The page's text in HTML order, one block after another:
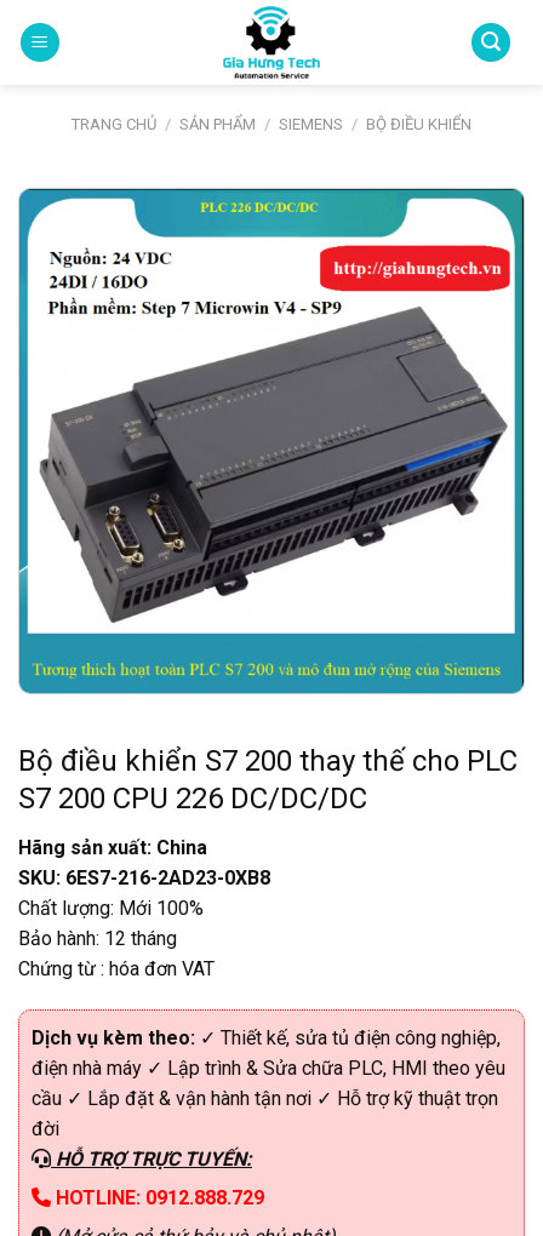
TRANG CHỦ / SẢN PHẨM / SIEMENS / BỘ ĐIỀU KHIỂN
Bộ điều khiển S7 200 thay thế cho PLC
S7 200 CPU 226 DC/DC/DC
Hãng sản xuất: China
SKU: 6ES7-216-2AD23-0XB8
Chất lượng: Mới 100%
Bảo hành: 12 tháng
Chứng từ : hóa đơn VAT
Dịch vụ kèm theo: ✓ Thiết kế, sửa tủ điện công nghiệp,
điện nhà máy ✓ Lập trình & Sửa chữa PLC, HMI theo yêu
cầu ✓ Lắp đặt & vận hành tận nơi ✓ Hỗ trợ kỹ thuật trọn
đời
HỖ TRỢ TRỰC TUYẾN:
HOTLINE: 0912.888.729